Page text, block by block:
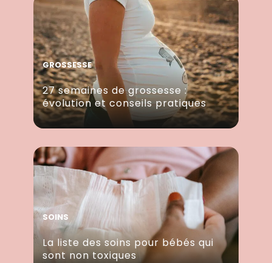
GROSSESSE
27 semaines de grossesse :
évolution et conseils pratiques
SOINS
La liste des soins pour bébés qui
sont non toxiques